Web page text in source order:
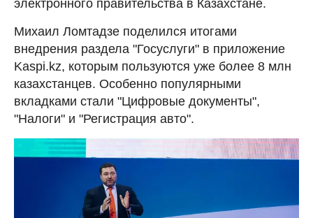
электронного правительства в Казахстане.
Михаил Ломтадзе поделился итогами
внедрения раздела "Госуслуги" в приложение
Kaspi.kz, которым пользуются уже более 8 млн
казахстанцев. Особенно популярными
вкладками стали "Цифровые документы",
"Налоги" и "Регистрация авто".